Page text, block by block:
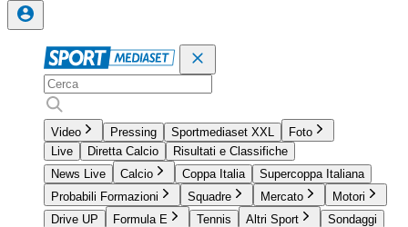
Video Pressing Sportmediaset XXL
Foto
Live
Diretta Calcio
Risultati e Classifiche
News Live
Calcio Coppa Italia
Supercoppa Italiana
Probabili Formazioni
Squadre Mercato
Motori
Drive UP
Formula E Tennis Altri Sport
Sondaggi